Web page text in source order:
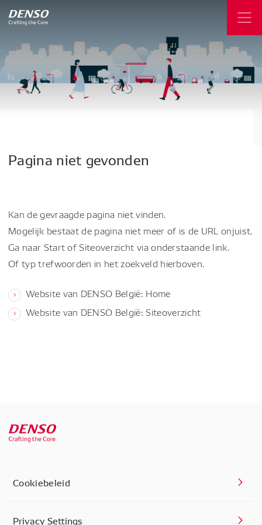
Pagina niet gevonden
Kan de gevraagde pagina niet vinden.
Mogelijk bestaat de pagina niet meer of is de URL onjuist.
Ga naar Start of Siteoverzicht via onderstaande link.
Of typ trefwoorden in het zoekveld hierboven.
Website van DENSO België: Home
Website van DENSO België: Siteoverzicht
Cookiebeleid
Privacy Settings